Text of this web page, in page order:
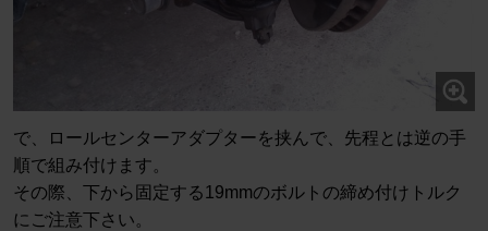
で、ロールセンターアダプターを挟んで、先程とは逆の手
順で組み付けます。
その際、下から固定する19mmのボルトの締め付けトルク
にご注意下さい。